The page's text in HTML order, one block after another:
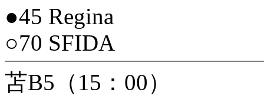
●45 Regina
○70 SFIDA
苫B5（15：00）